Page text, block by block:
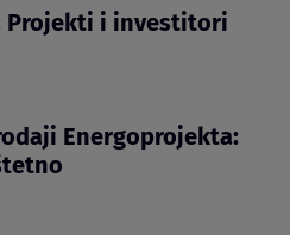
Projekti i investitori
Energoprojekta: